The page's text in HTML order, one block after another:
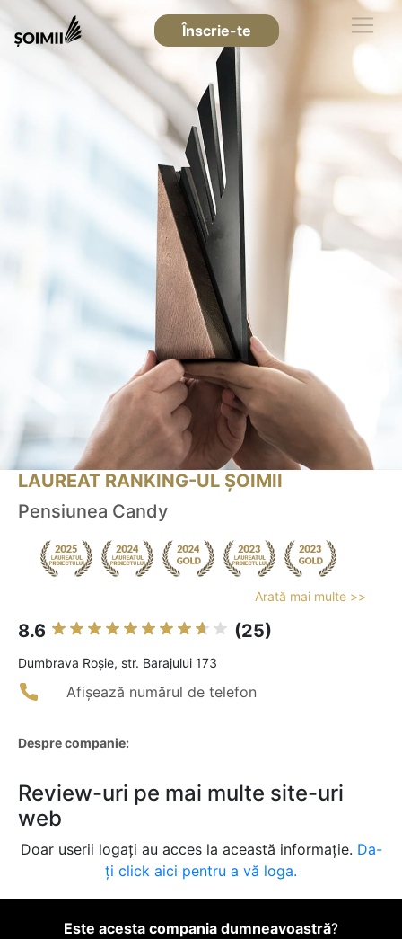
Înscrie-te
LAUREAT RANKING-UL ȘOIMII
Pensiunea Candy
Arată mai multe >>
8.6 (25)
Dumbrava Roşie, str. Barajului 173
Afișează numărul de telefon
Despre companie:
Review-uri pe mai multe site-uri
web
Doar userii logați au acces la această informație. Da-
ți click aici pentru a vă loga.
Este acesta compania dumneavoastră?